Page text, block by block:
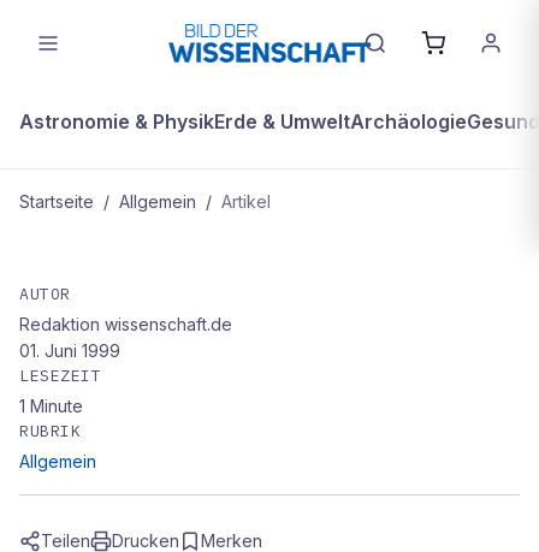
Astronomie & PhysikErde & UmweltArchäologie
Startseite / Allgemein / Artikel
Das Kuscheltier läßt bitten
AUTOR
Redaktion wissenschaft.de
01. Juni 1999
LESEZEIT
1 Minute
RUBRIK
Allgemein
Teilen Drucken Merken